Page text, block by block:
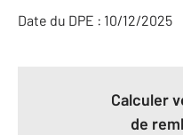
Date du DPE : 10/12/2025
Calculer
de